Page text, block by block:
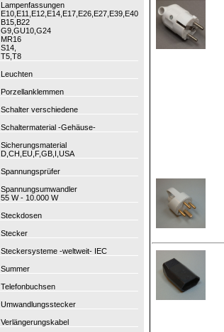
Lampenfassungen
E10,E11,E12,E14,E17,E26,E27,E39,E40
B15,B22
G9,GU10,G24
MR16
S14,
T5,T8
Leuchten
Porzellanklemmen
Schalter verschiedene
Schaltermaterial -Gehäuse-
Sicherungsmaterial
D,CH,EU,F,GB,I,USA
Spannungsprüfer
Spannungsumwandler
55 W - 10.000 W
Steckdosen
Stecker
Steckersysteme -weltweit- IEC
Summer
Telefonbuchsen
Umwandlungsstecker
Verlängerungskabel